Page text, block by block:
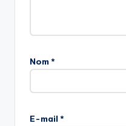
Nom *
E-mail *